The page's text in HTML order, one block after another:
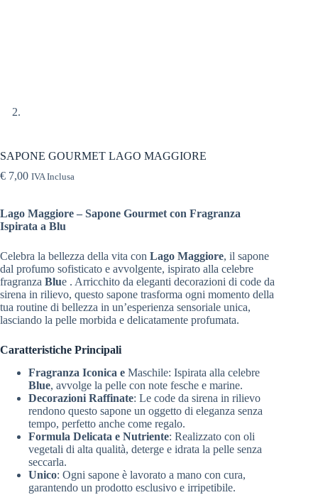
SAPONE GOURMET LAGO MAGGIORE
€ 7,00 IVA Inclusa
Lago Maggiore – Sapone Gourmet con Fragranza
Ispirata a Blu
Celebra la bellezza della vita con Lago Maggiore, il sapone
dal profumo sofisticato e avvolgente, ispirato alla celebre
fragranza Blue . Arricchito da eleganti decorazioni di code da
sirena in rilievo, questo sapone trasforma ogni momento della
tua routine di bellezza in un’esperienza sensoriale unica,
lasciando la pelle morbida e delicatamente profumata.
Caratteristiche Principali
Fragranza Iconica e Maschile: Ispirata alla celebre
Blue, avvolge la pelle con note fesche e marine.
Decorazioni Raffinate: Le code da sirena in rilievo
rendono questo sapone un oggetto di eleganza senza
tempo, perfetto anche come regalo.
Formula Delicata e Nutriente: Realizzato con oli
vegetali di alta qualità, deterge e idrata la pelle senza
seccarla.
Unico: Ogni sapone è lavorato a mano con cura,
garantendo un prodotto esclusivo e irripetibile.